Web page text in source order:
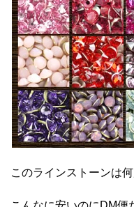
このラインストーンは